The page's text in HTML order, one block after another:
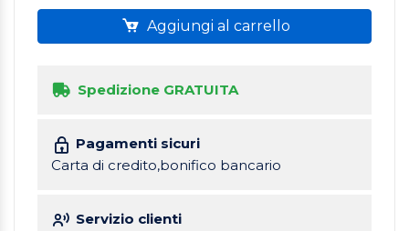
Aggiungi al carrello
Spedizione GRATUITA
Pagamenti sicuri
Carta di credito,bonifico bancario
Servizio clienti